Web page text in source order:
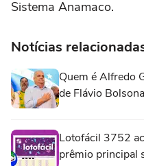
Sistema Anamaco.
Notícias
Quem é Alfredo
de Flávio
Lotofácil 3752
prêmio principal